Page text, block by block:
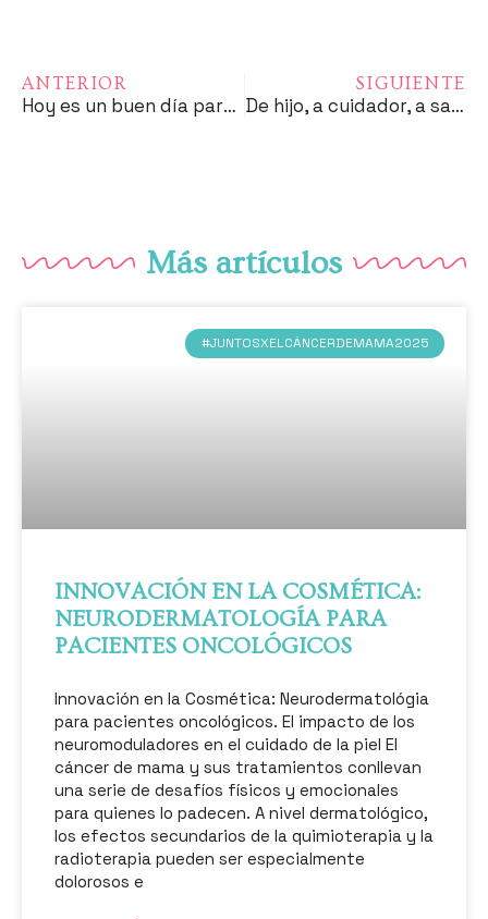
ANTERIOR
Hoy es un buen día para sonreir
SIGUIENTE
De hijo, a cuidador, a sanitario: caminando por redes sociales.
Más artículos
#JUNTOSXELCÁNCERDEMAMA2025
INNOVACIÓN EN LA COSMÉTICA:
NEURODERMATOLOGÍA PARA
PACIENTES ONCOLÓGICOS
Innovación en la Cosmética: Neurodermatológia
para pacientes oncológicos. El impacto de los
neuromoduladores en el cuidado de la piel El
cáncer de mama y sus tratamientos conllevan
una serie de desafíos físicos y emocionales
para quienes lo padecen. A nivel dermatológico,
los efectos secundarios de la quimioterapia y la
radioterapia pueden ser especialmente
dolorosos e